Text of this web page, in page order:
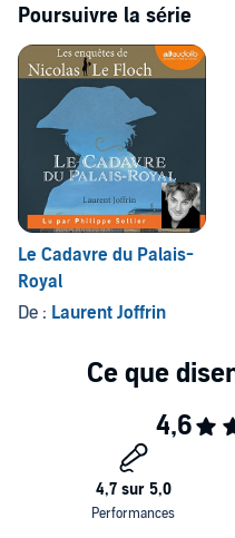
Poursuivre la série
Le Cadavre du Palais-
Royal
De : Laurent Joffrin